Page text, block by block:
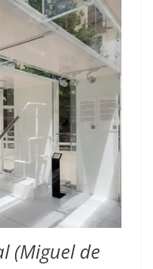
(Miguel de